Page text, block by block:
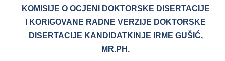
KOMISIJE O OCJENI DOKTORSKE DISERTACIJE
I KORIGOVANE RADNE VERZIJE DOKTORSKE
DISERTACIJE KANDIDATKINJE IRME GUŠIĆ,
MR.PH.